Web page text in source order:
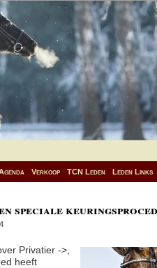
Verkoop TCN Leden Leden Links
speciale
Privatier ->,
heeft